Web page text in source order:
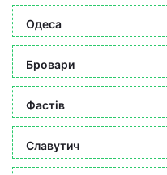
Одеса
Бровари
Фастів
Славутич